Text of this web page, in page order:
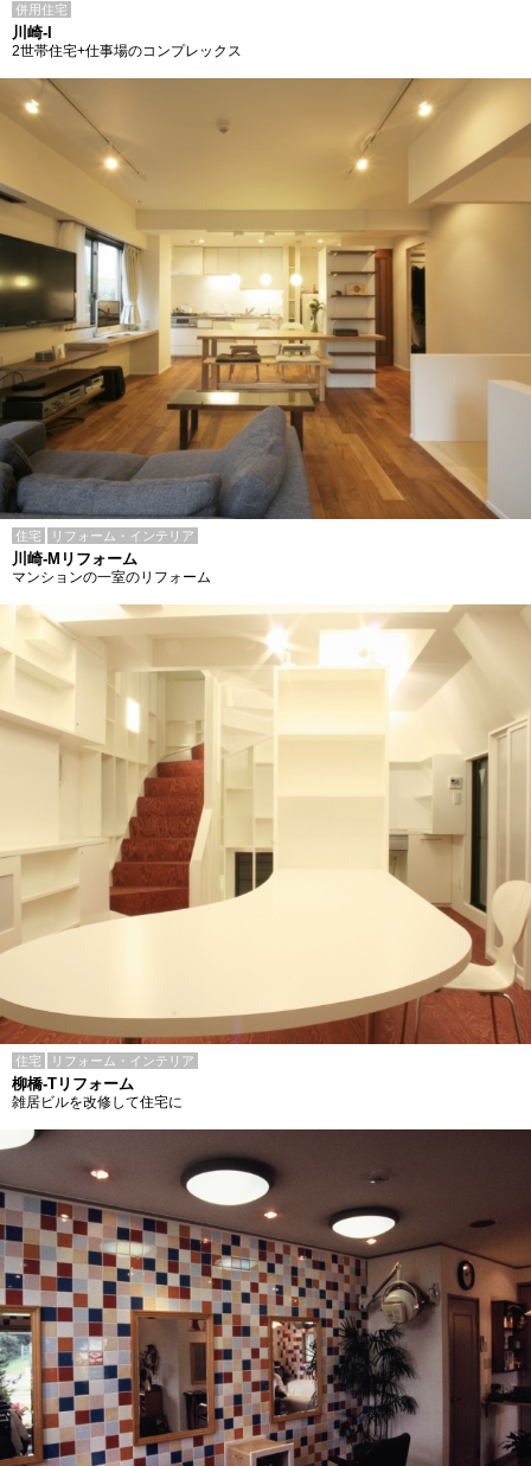
併用住宅
川崎-I
2世帯住宅+仕事場のコンプレックス
住宅 リフォーム・インテリア
川崎-Mリフォーム
マンションの一室のリフォーム
住宅 リフォーム・インテリア
柳橋-Tリフォーム
雑居ビルを改修して住宅に